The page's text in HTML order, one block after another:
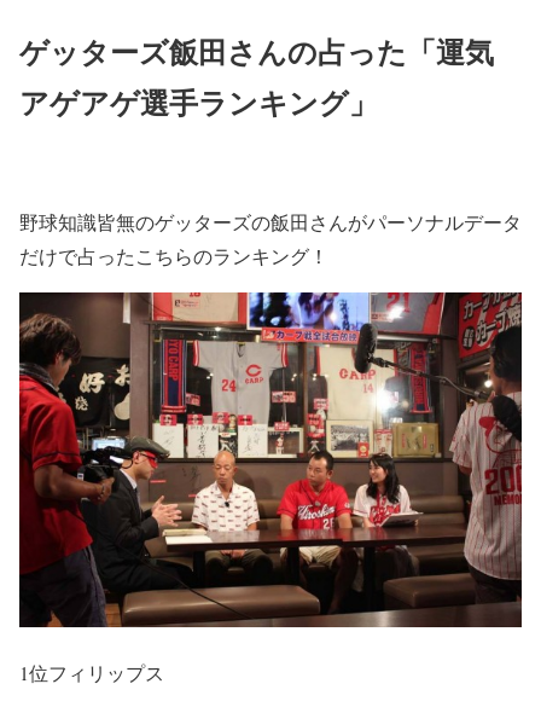
ゲッターズ飯田さんの占った「運気
アゲアゲ選手ランキング」
野球知識皆無のゲッターズの飯田さんがパーソナルデータ
だけで占ったこちらのランキング！
1位フィリップス